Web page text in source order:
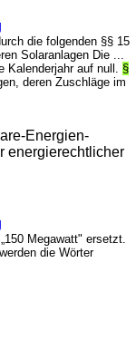
die folgenden §§ 15
Solaranlagen Die ...
Kalenderjahr auf null. §
deren Zuschläge im
Energien-
energierechtlicher
Megawatt" ersetzt.
die Wörter